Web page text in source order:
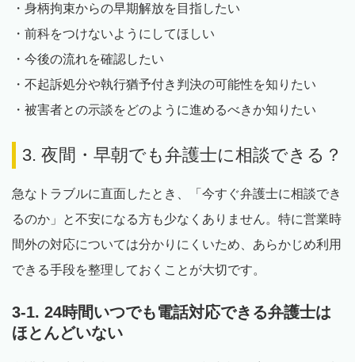
・身柄拘束からの早期解放を目指したい
・前科をつけないようにしてほしい
・今後の流れを確認したい
・不起訴処分や執行猶予付き判決の可能性を知りたい
・被害者との示談をどのように進めるべきか知りたい
3. 夜間・早朝でも弁護士に相談できる？
急なトラブルに直面したとき、「今すぐ弁護士に相談でき
るのか」と不安になる方も少なくありません。特に営業時
間外の対応については分かりにくいため、あらかじめ利用
できる手段を整理しておくことが大切です。
3-1. 24時間いつでも電話対応できる弁護士は
ほとんどいない